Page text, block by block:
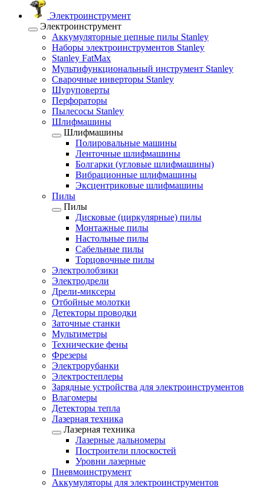
Электроинструмент
Электроинструмент
Аккумуляторные цепные пилы Stanley
Наборы электроинструментов Stanley
Stanley FatMax
Мультифункциональный инструмент Stanley
Сварочные инверторы Stanley
Шуруповерты
Перфораторы
Пылесосы Stanley
Шлифмашины
Шлифмашины
Полировальные машины
Ленточные шлифмашины
Болгарки (угловые шлифмашины)
Вибрационные шлифмашины
Эксцентриковые шлифмашины
Пилы
Пилы
Дисковые (циркулярные) пилы
Монтажные пилы
Настольные пилы
Сабельные пилы
Торцовочные пилы
Электролобзики
Электродрели
Дрели-миксеры
Отбойные молотки
Детекторы проводки
Заточные станки
Мультиметры
Технические фены
Фрезеры
Электрорубанки
Электростеплеры
Зарядные устройства для электроинструментов
Влагомеры
Детекторы тепла
Лазерная техника
Лазерная техника
Лазерные дальномеры
Построители плоскостей
Уровни лазерные
Пневмоинструмент
Аккумуляторы для электроинструментов